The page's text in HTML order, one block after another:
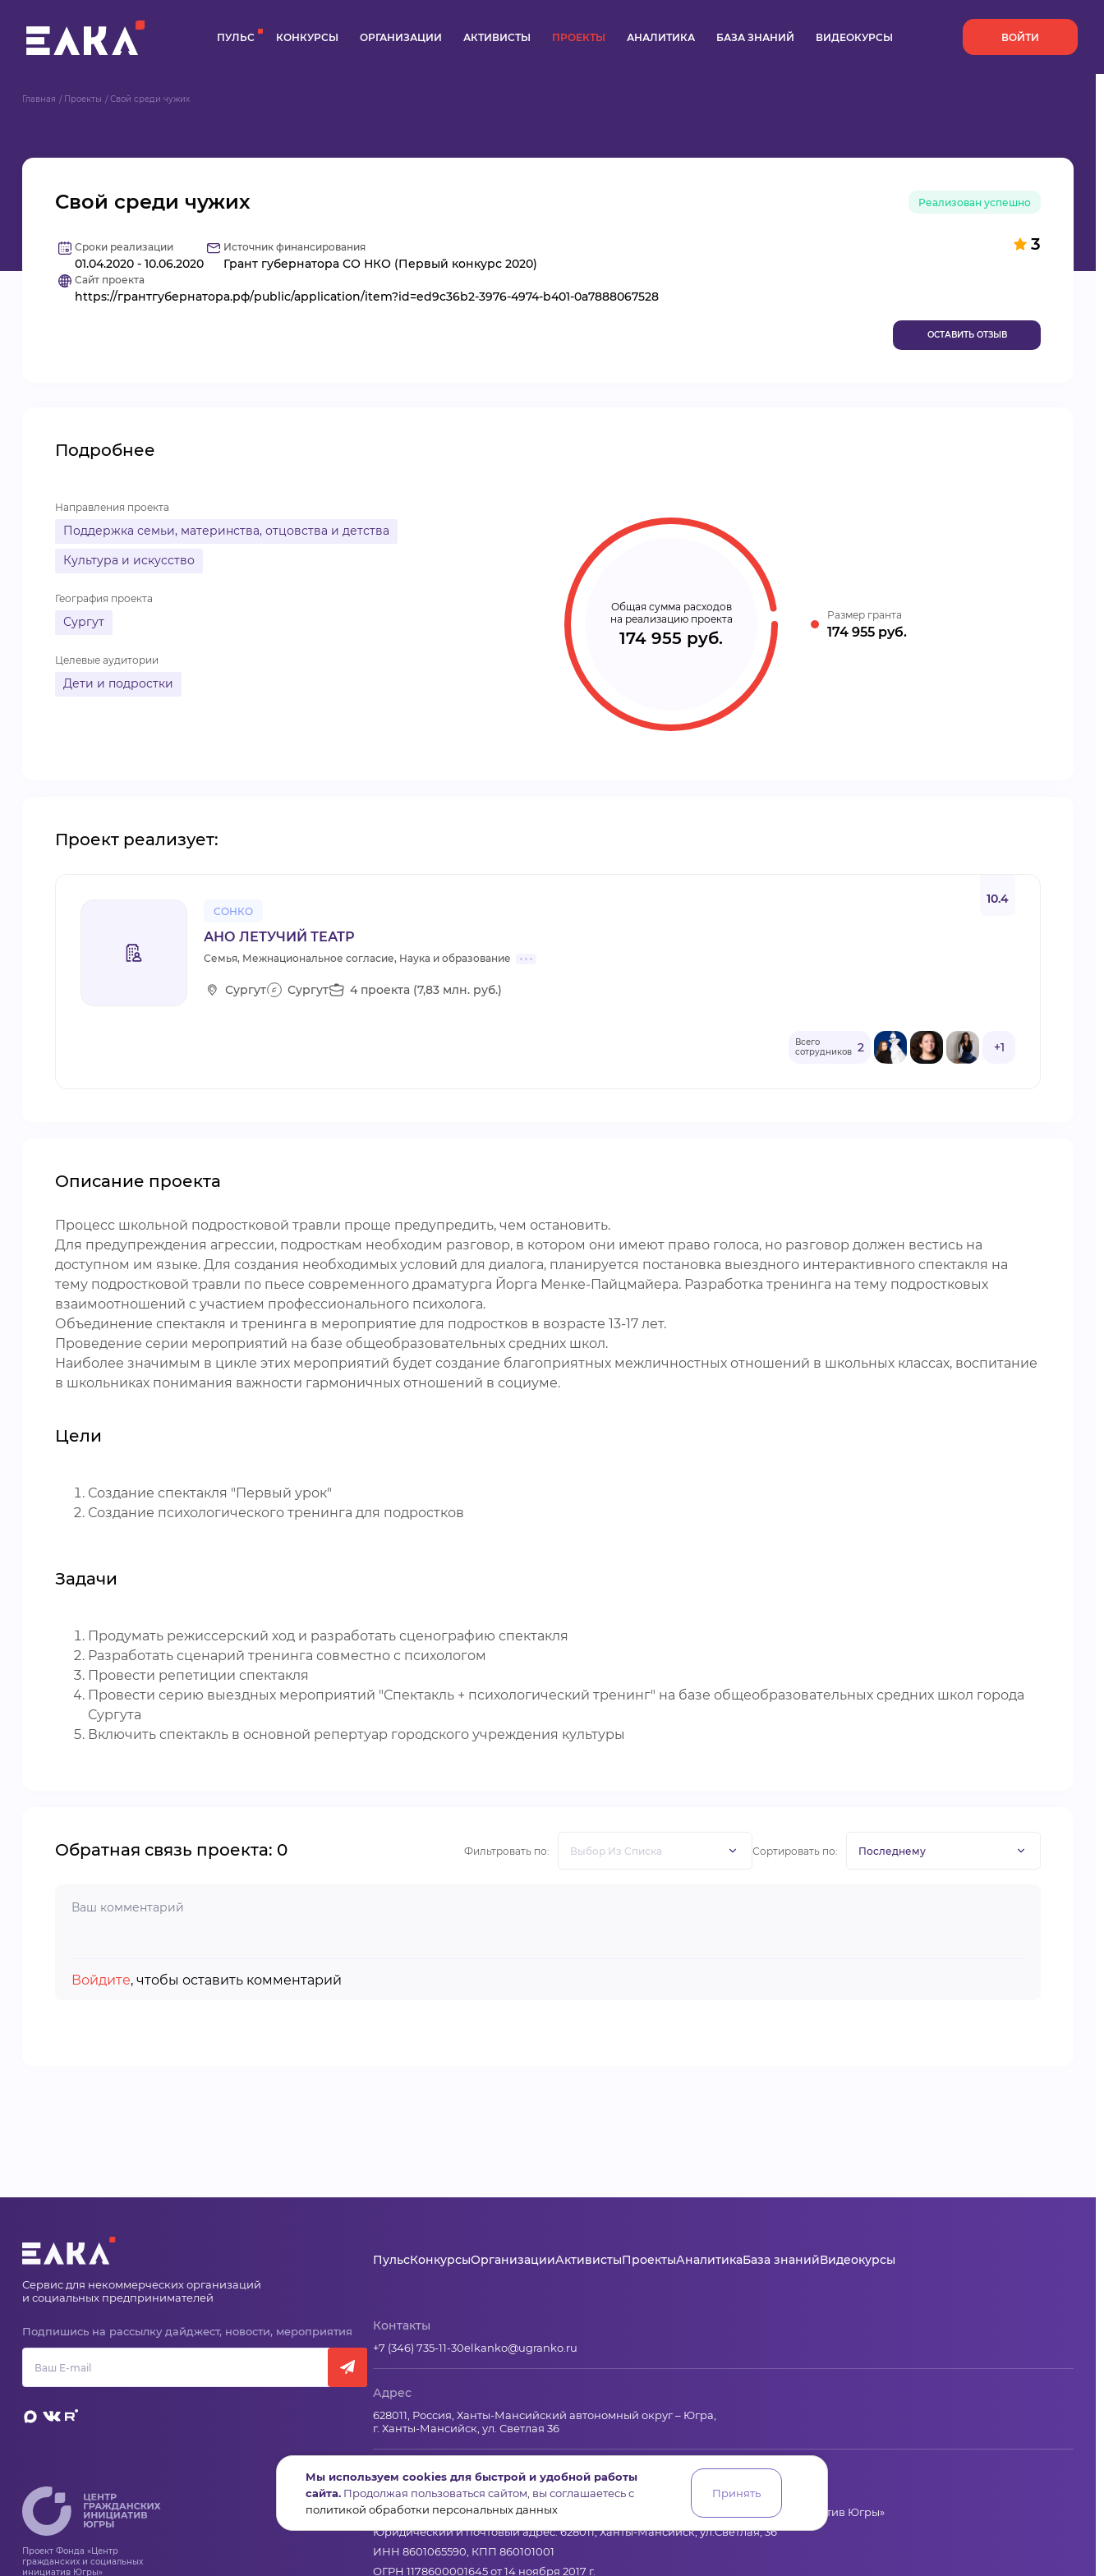
ПУЛЬС КОНКУРСЫ ОРГАНИЗАЦИИ АКТИВИСТЫ ПРОЕКТЫ АНАЛИТИКА БАЗА ЗНАНИЙ ВИДЕОКУРСЫ ВОЙТИ
ПРОЕКТЫ
АНАЛИТИКА
Главная Проекты Свой среди чужих
Свой среди чужих Реализован успешно
3
Сроки реализации
01.04.2020 - 10.06.2020
Источник финансирования
Грант губернатора СО НКО (Первый конкурс 2020)
Сайт проекта
https://грантгубернатора.рф/public/application/item?id=ed9c36b2-3976-4974-b401-0a7888067528
ОСТАВИТЬ ОТЗЫВ
Подробнее
Направления проекта
Поддержка семьи, материнства, отцовства и детства
Культура и искусство
География проекта
Сургут
Целевые аудитории
Дети и подростки
Общая сумма расходов
на реализацию проекта
174 955 руб.
Размер гранта
174 955 руб.
Проект реализует:
СОНКО
10.4
АНО ЛЕТУЧИЙ ТЕАТР
Семья, Межнациональное согласие, Наука и образование
Сургут Сургут 4 проекта (7,83 млн. руб.)
Всего
сотрудников 2 +1
Описание проекта
Процесс школьной подростковой травли проще предупредить, чем остановить.
Для предупреждения агрессии, подросткам необходим разговор, в котором они имеют право голоса, но разговор должен вестись на
доступном им языке. Для создания необходимых условий для диалога, планируется постановка выездного интерактивного спектакля на
тему подростковой травли по пьесе современного драматурга Йорга Менке-Пайцмайера. Разработка тренинга на тему подростковых
взаимоотношений с участием профессионального психолога.
Объединение спектакля и тренинга в мероприятие для подростков в возрасте 13-17 лет.
Проведение серии мероприятий на базе общеобразовательных средних школ.
Наиболее значимым в цикле этих мероприятий будет создание благоприятных межличностных отношений в школьных классах, воспитание
в школьниках понимания важности гармоничных отношений в социуме.
Цели
Создание спектакля "Первый урок"
Создание психологического тренинга для подростков
Задачи
Продумать режиссерский ход и разработать сценографию спектакля
Разработать сценарий тренинга совместно с психологом
Провести репетиции спектакля
Провести серию выездных мероприятий "Спектакль + психологический тренинг" на базе общеобразовательных средних школ города
Сургута
Включить спектакль в основной репертуар городского учреждения культуры
Обратная связь проекта: 0 Фильтровать по: Сортировать по:
Войдите, чтобы оставить комментарий
Сервис для некоммерческих организаций
и социальных предпринимателей
Подпишись на рассылку дайджест, новости, мероприятия
Проект Фонда «Центр
гражданских и социальных
инициатив Югры»
ПульсКонкурсыОрганизацииАктивистыПроектыАналитикаБаза знанийВидеокурсы
Контакты
+7 (346) 735-11-30elkanko@ugranko.ru
Адрес
628011, Россия, Ханты-Мансийский автономный округ – Югра,
г. Ханты-Мансийск, ул. Светлая 36
Юридическая информация
Региональный грантооператор Фонд «Центр гражданских и социальных инициатив Югры»
Юридический и почтовый адрес: 628011, Ханты-Мансийск, ул.Светлая, 36
ИНН 8601065590, КПП 860101001
ОГРН 1178600001645 от 14 ноября 2017 г.
Мы используем cookies для быстрой и удобной работы
сайта. Продолжая пользоваться сайтом, вы соглашаетесь с
политикой обработки персональных данных
Принять